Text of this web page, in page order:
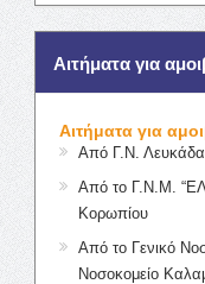
Αιτήματα για
Αιτήματα για
Από Γ.Ν.
Από το Γ.Ν.Μ.
Κορωπίου
Από το Γενικό
Νοσοκομείο